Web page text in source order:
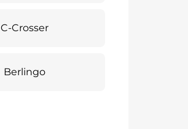
C-Crosser
Berlingo